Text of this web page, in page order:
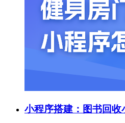
小程序搭建：图书回收